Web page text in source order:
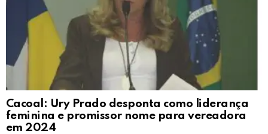
Cacoal: Ury Prado desponta como liderança
feminina e promissor nome para vereadora
em 2024